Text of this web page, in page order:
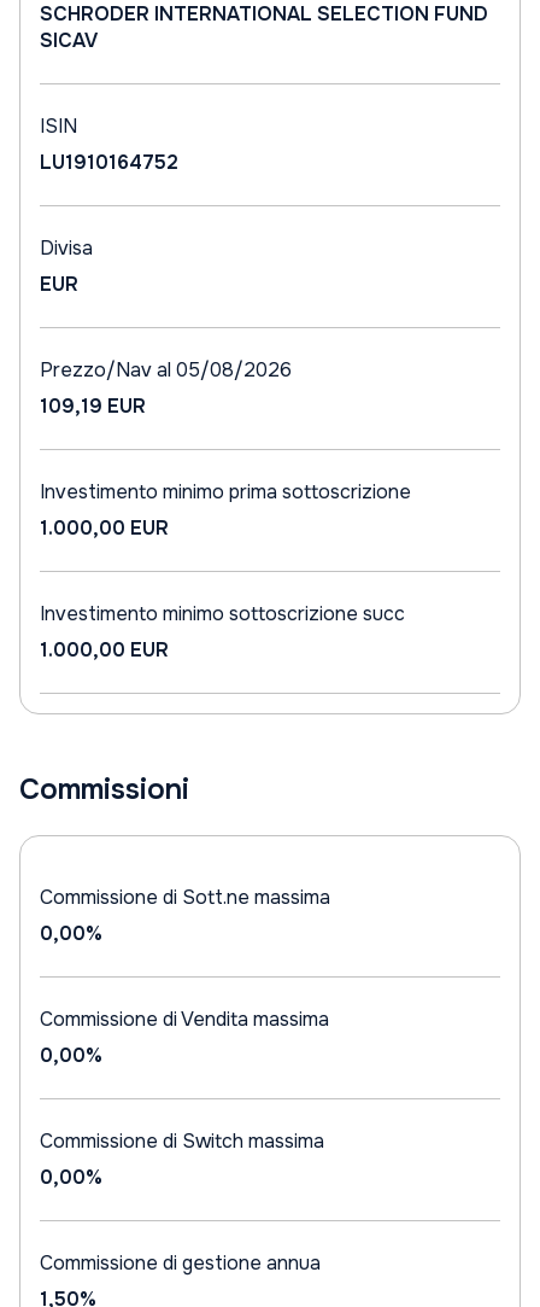
SCHRODER INTERNATIONAL SELECTION FUND
SICAV
ISIN
LU1910164752
Divisa
EUR
Prezzo/Nav al 05/08/2026
109,19 EUR
Investimento minimo prima sottoscrizione
1.000,00 EUR
Investimento minimo sottoscrizione succ
1.000,00 EUR
Commissioni
Commissione di Sott.ne massima
0,00%
Commissione di Vendita massima
0,00%
Commissione di Switch massima
0,00%
Commissione di gestione annua
1,50%